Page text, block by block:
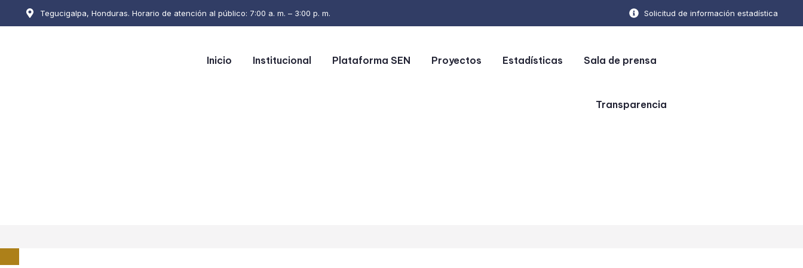
Tegucigalpa, Honduras. Horario de atención al público: 7:00 a. m. – 3:00 p. m. Solicitud de información estadística
Inicio Institucional Plataforma SEN Proyectos Estadísticas Sala de prensa
Transparencia